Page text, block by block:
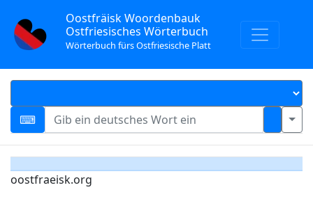
Oostfräisk Woordenbauk
Ostfriesisches Wörterbuch
Wörterbuch fürs Ostfriesische Platt
oostfraeisk.org